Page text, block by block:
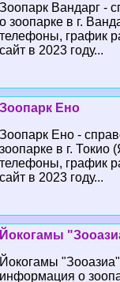
Зоопарк Вандарг -
о зоопарке в г.
телефоны, график
сайт в 2023 году...
Зоопарк Ено
Зоопарк Ено -
зоопарке в г. Токио
телефоны, график
сайт в 2023 году...
Йокогамы
Йокогамы
информация о